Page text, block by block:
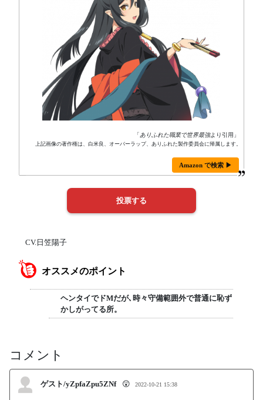
「ありふれた職業で世界最強より引用」
上記画像の著作権は、白米良、オーバーラップ、ありふれた製作委員会に帰属します。
Amazon で検索 ▶
CV.日笠陽子
オススメのポイント
ヘンタイでドМだが､時々守備範囲外で普通に恥ず
かしがってる所。
コメント
ゲスト/yZpfaZpu5ZNf 😲 2022-10-21 15:38